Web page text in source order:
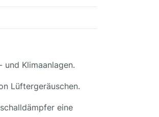
Klimaanlagen.
Lüftergeräuschen.
eine